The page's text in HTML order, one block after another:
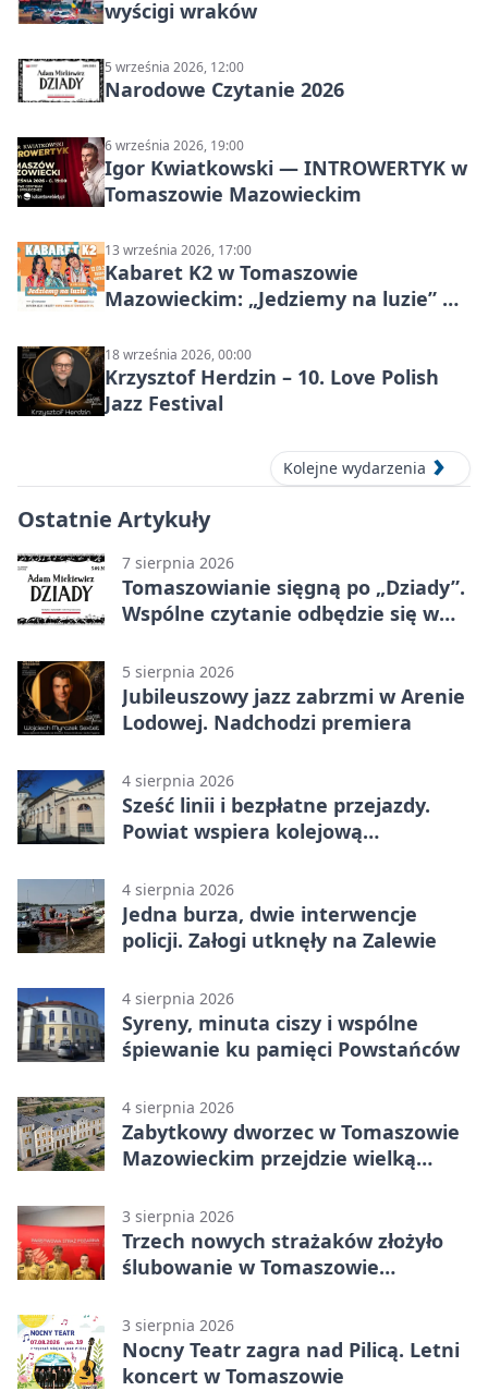
wyścigi wraków
5 września 2026, 12:00
Narodowe Czytanie 2026
6 września 2026, 19:00
Igor Kwiatkowski — INTROWERTYK w
Tomaszowie Mazowieckim
13 września 2026, 17:00
Kabaret K2 w Tomaszowie
Mazowieckim: „Jedziemy na luzie” w
Społecznej
18 września 2026, 00:00
Krzysztof Herdzin – 10. Love Polish
Jazz Festival
Kolejne wydarzenia
Ostatnie Artykuły
7 sierpnia 2026
Tomaszowianie sięgną po „Dziady”.
Wspólne czytanie odbędzie się w
5 sierpnia 2026
Jubileuszowy jazz zabrzmi w Arenie
Lodowej. Nadchodzi premiera
4 sierpnia 2026
Sześć linii i bezpłatne przejazdy.
Powiat wspiera kolejową
4 sierpnia 2026
Jedna burza, dwie interwencje
policji. Załogi utknęły na Zalewie
4 sierpnia 2026
Syreny, minuta ciszy i wspólne
śpiewanie ku pamięci Powstańców
4 sierpnia 2026
Zabytkowy dworzec w Tomaszowie
Mazowieckim przejdzie wielką
wykonawcy
3 sierpnia 2026
Trzech nowych strażaków złożyło
ślubowanie w Tomaszowie
3 sierpnia 2026
Nocny Teatr zagra nad Pilicą. Letni
koncert w Tomaszowie